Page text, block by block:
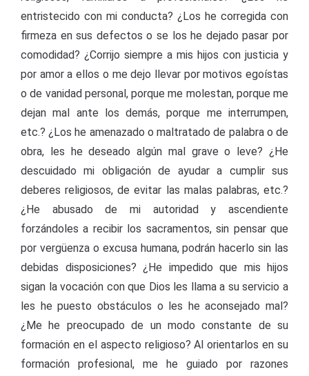
entristecido con mi conducta? ¿Los he corregida con
firmeza en sus defectos o se los he dejado pasar por
comodidad? ¿Corrijo siempre a mis hijos con justicia y
por amor a ellos o me dejo llevar por motivos egoístas
o de vanidad personal, porque me molestan, porque me
dejan mal ante los demás, porque me interrumpen,
etc.? ¿Los he amenazado o maltratado de palabra o de
obra, les he deseado algún mal grave o leve? ¿He
descuidado mi obligación de ayudar a cumplir sus
deberes religiosos, de evitar las malas palabras, etc.?
¿He abusado de mi autoridad y ascendiente
forzándoles a recibir los sacramentos, sin pensar que
por vergüenza o excusa humana, podrán hacerlo sin las
debidas disposiciones? ¿He impedido que mis hijos
sigan la vocación con que Dios les llama a su servicio a
les he puesto obstáculos o les he aconsejado mal?
¿Me he preocupado de un modo constante de su
formación en el aspecto religioso? Al orientarlos en su
formación profesional, me he guiado por razones